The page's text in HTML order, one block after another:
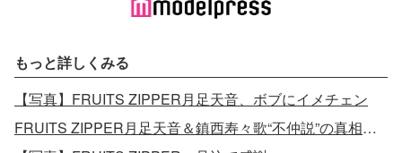
もっと詳しくみる
【写真】FRUITS ZIPPER月足天音、ボブにイメチェン
FRUITS ZIPPER月足天音＆鎮西寿々歌“不仲説”の真相告白